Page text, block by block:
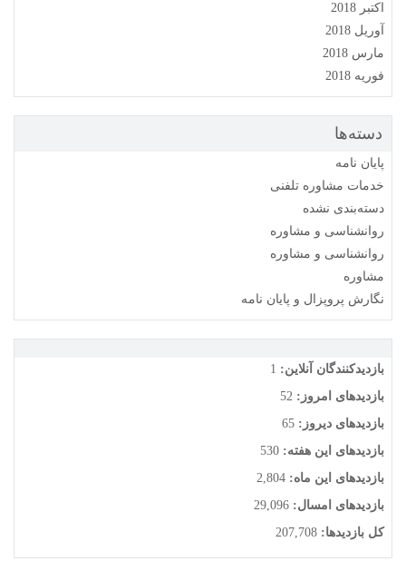
اکتبر 2018
آوریل 2018
مارس 2018
فوریه 2018
دسته‌ها
پایان نامه
خدمات مشاوره تلفنی
دسته‌بندی نشده
روانشناسی و مشاوره
روانشناسی و مشاوره
مشاوره
نگارش پروپزال و پایان نامه
بازدیدکنندگان آنلاین: 1
بازدیدهای امروز: 52
بازدیدهای دیروز: 65
بازدیدهای این هفته: 530
بازدیدهای این ماه: 2,804
بازدیدهای امسال: 29,096
کل بازدیدها: 207,708